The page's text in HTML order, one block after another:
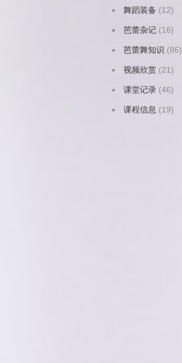
舞蹈装备 (12)
芭蕾杂记(16)
芭蕾舞知识 (86)
视频欣赏(21)
课堂记录(46)
课程信息 (19)